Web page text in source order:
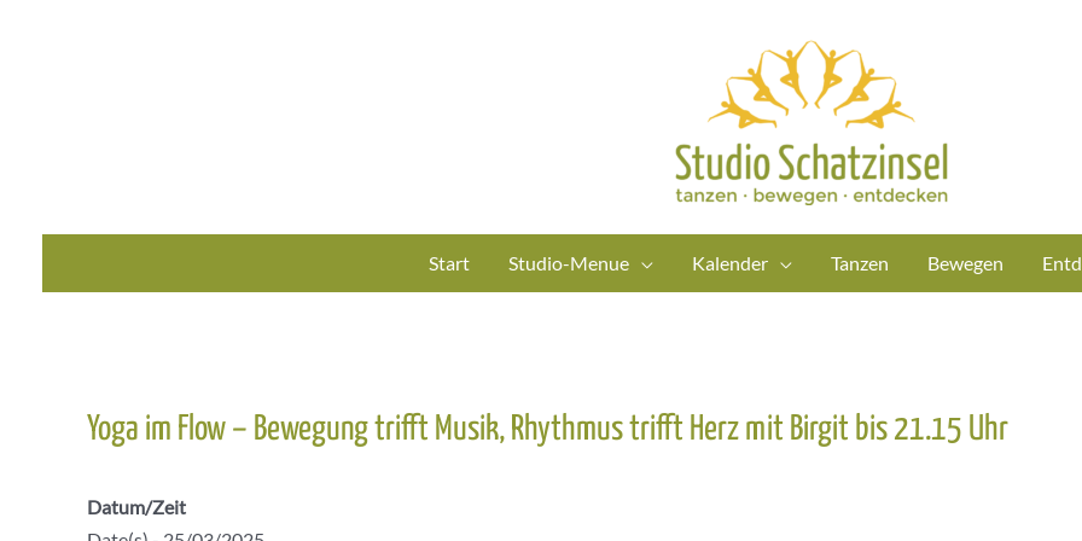
Start Studio-Menue Kalender Tanzen Bewegen
Yoga im Flow – Bewegung trifft Musik, Rhythmus trifft Herz mit Birgit bis 21.15 Uhr
Datum/Zeit